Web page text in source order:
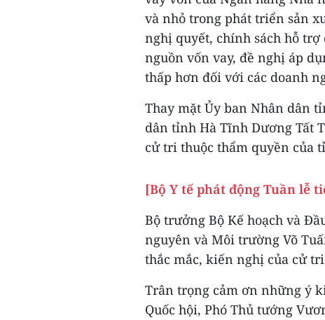
và nhỏ trong phát triển sản
nghị quyết, chính sách hỗ
nguồn vốn vay, đề nghị áp
thấp hơn đối với các doanh
Thay mặt Ủy ban Nhân dân
dân tỉnh Hà Tĩnh Dương Tất
cử tri thuộc thẩm quyền của
[Bộ Y tế phát động Tuần lễ
Bộ trưởng Bộ Kế hoạch và
nguyên và Môi trường Võ
thắc mắc, kiến nghị của cử
Trân trọng cảm ơn những ý
Quốc hội, Phó Thủ tướng